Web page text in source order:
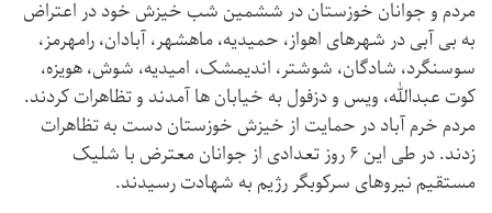
مردم و جوانان خوزستان در ششمین شب خیزش خود در اعتراض
به بی آبی در شهرهای اهواز، حمیدیه، ماهشهر، آبادان، رامهرمز،
سوسنگرد، شادگان، شوشتر، اندیمشک، امیدیه، شوش، هویزه،
کوت عبدالله، ویس و دزفول به خیابان ها آمدند و تظاهرات کردند.
مردم خرم آباد در حمایت از خیزش خوزستان دست به تظاهرات
زدند. در طی این ۶ روز تعدادی از جوانان معترض با شلیک
مستقیم نیروهای سرکوبگر رژیم به شهادت رسیدند.